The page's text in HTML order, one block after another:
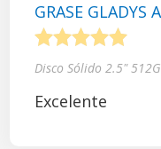
GRASE GLADYS
Disco Sólido 2.5"
Excelente